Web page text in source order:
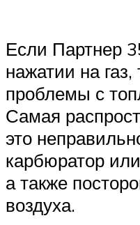
Если Партнер
нажатии на газ,
проблемы с
Самая
это
карбюратор
а также
воздуха.